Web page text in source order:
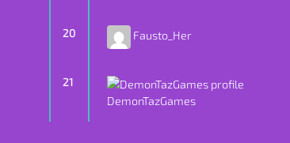
20 Fausto_Her
21
DemonTazGames